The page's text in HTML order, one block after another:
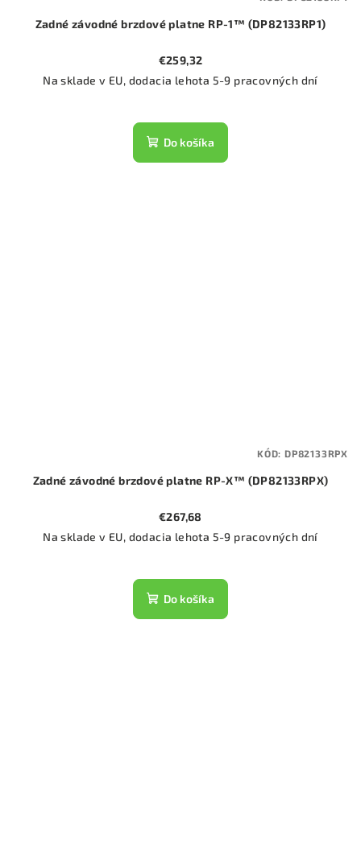
Zadné závodné brzdové platne RP-1™ (DP82133RP1)
€259,32
Na sklade v EU, dodacia lehota 5-9 pracovných dní
Do košíka
Zadné závodné brzdové platne RP-X™ (DP82133RPX)
€267,68
Na sklade v EU, dodacia lehota 5-9 pracovných dní
Do košíka
KÓD: DP82133RPX